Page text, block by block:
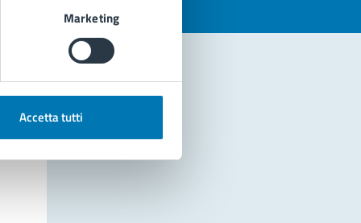
Marketing
Accetta tutti